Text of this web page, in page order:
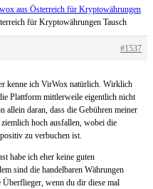
aus Österreich für Kryptowährungen
für Kryptowährungen Tausch
#1537
kenne ich VirWox natürlich. Wirklich
Plattform mittlerweile eigentlich nicht
allein daran, dass die Gebühren meiner
hoch ausfallen, wobei die
zu verbuchen ist.
habe ich eher keine guten
sind die handelbaren Währungen
Überflieger, wenn du dir diese mal